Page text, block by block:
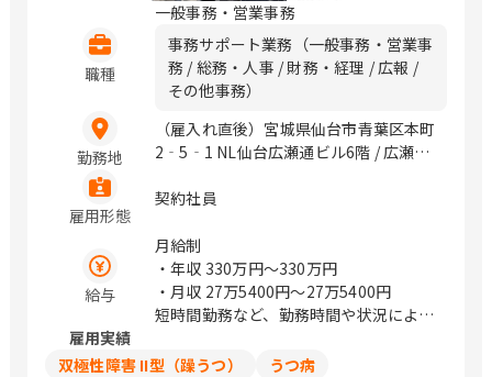
職種
一般事務・営業事務
事務サポート業務（一般事務・営業事
務 / 総務・人事 / 財務・経理 / 広報 /
その他事務）
勤務地
（雇入れ直後）宮城県仙台市青葉区本町
2‐5‐1 NL仙台広瀬通ビル6階 / 広瀬
雇用形態
契約社員
給与
月給制
・年収 330万円〜330万円
・月収 27万5400円〜27万5400円
短時間勤務など、勤務時間や状況によっ
日給制の場合：13,700円/日
雇用実績
双極性障害 II型（躁うつ）
うつ病